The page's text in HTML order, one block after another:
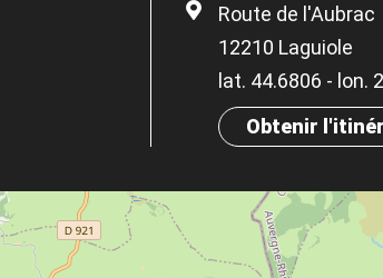
Route de l'Aubrac
12210 Laguiole
lat. 44.6806 - lon.
Obtenir